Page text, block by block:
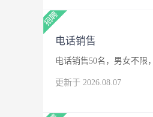
电话销售
电话销售50名，男女不限
更新于 2026.08.07